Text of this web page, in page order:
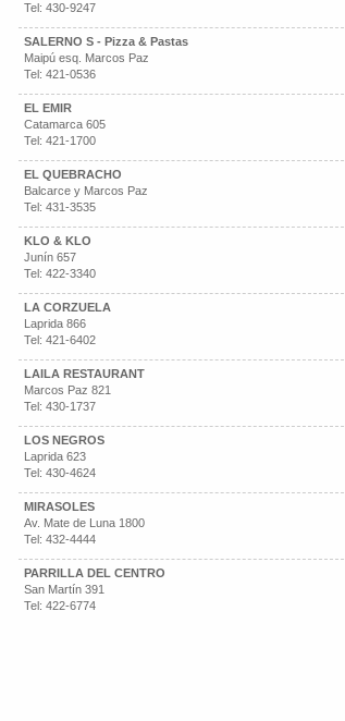
Tel: 430-9247
SALERNO S - Pizza & Pastas
Maipú esq. Marcos Paz
Tel: 421-0536
EL EMIR
Catamarca 605
Tel: 421-1700
EL QUEBRACHO
Balcarce y Marcos Paz
Tel: 431-3535
KLO & KLO
Junín 657
Tel: 422-3340
LA CORZUELA
Laprida 866
Tel: 421-6402
LAILA RESTAURANT
Marcos Paz 821
Tel: 430-1737
LOS NEGROS
Laprida 623
Tel: 430-4624
MIRASOLES
Av. Mate de Luna 1800
Tel: 432-4444
PARRILLA DEL CENTRO
San Martín 391
Tel: 422-6774